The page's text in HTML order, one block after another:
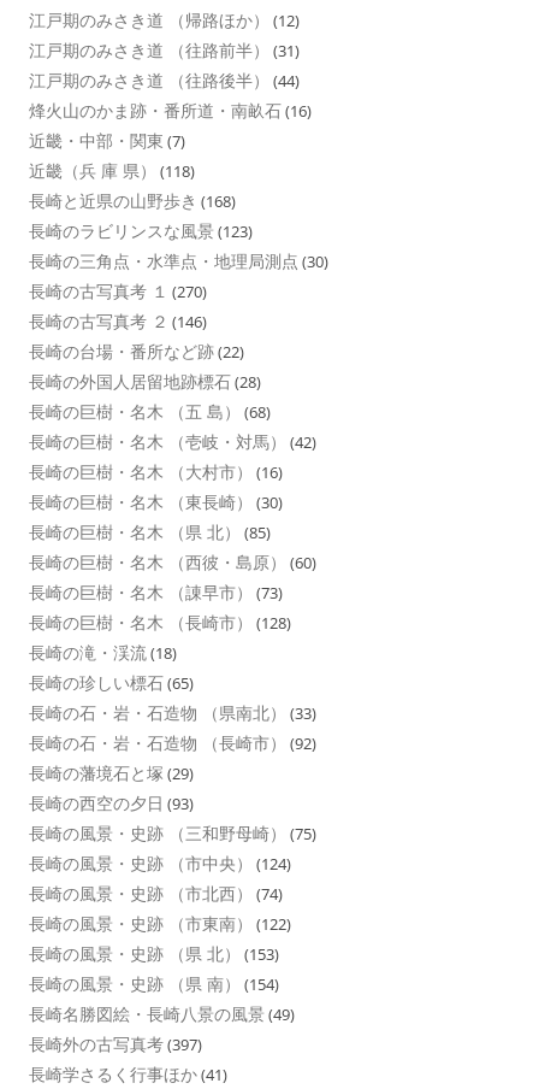
江戸期のみさき道 （帰路ほか） (12)
江戸期のみさき道 （往路前半） (31)
江戸期のみさき道 （往路後半） (44)
烽火山のかま跡・番所道・南畝石(16)
近畿・中部・関東 (7)
近畿（兵 庫 県） (118)
長崎と近県の山野歩き (168)
長崎のラビリンスな風景 (123)
長崎の三角点・水準点・地理局測点 (30)
長崎の古写真考 １ (270)
長崎の古写真考 ２ (146)
長崎の台場・番所など跡(22)
長崎の外国人居留地跡標石(28)
長崎の巨樹・名木 （五 島） (68)
長崎の巨樹・名木 （壱岐・対馬） (42)
長崎の巨樹・名木 （大村市） (16)
長崎の巨樹・名木 （東長崎） (30)
長崎の巨樹・名木 （県 北） (85)
長崎の巨樹・名木 （西彼・島原） (60)
長崎の巨樹・名木 （諌早市） (73)
長崎の巨樹・名木 （長崎市） (128)
長崎の滝・渓流(18)
長崎の珍しい標石(65)
長崎の石・岩・石造物 （県南北） (33)
長崎の石・岩・石造物 （長崎市） (92)
長崎の藩境石と塚 (29)
長崎の西空の夕日 (93)
長崎の風景・史跡 （三和野母崎） (75)
長崎の風景・史跡 （市中央） (124)
長崎の風景・史跡 （市北西） (74)
長崎の風景・史跡 （市東南） (122)
長崎の風景・史跡 （県 北） (153)
長崎の風景・史跡 （県 南） (154)
長崎名勝図絵・長崎八景の風景 (49)
長崎外の古写真考(397)
長崎学さるく行事ほか(41)